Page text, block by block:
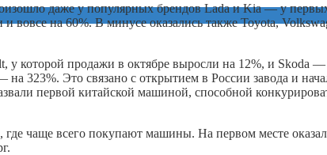
даже у популярных брендов Lada и Kia — у
вовсе на 60%. В минусе оказались также Toyota,
у которой продажи в октябре выросли на 12%, и Skoda —
323%. Это связано с открытием в России завода и
первой китайской машиной, способной
где чаще всего покупают машины. На первом месте